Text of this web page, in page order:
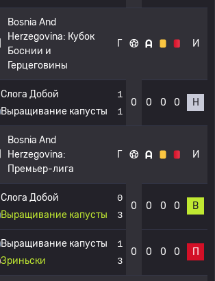
Bosnia And
Herzegovina: Кубок
Боснии и
Герцеговины
Г И
Слога Добой
Выращивание капусты
1
1
0 0 0 0 Н
Bosnia And
Herzegovina:
Премьер-лига
Г И
Слога Добой
Выращивание капусты
0
3
0 0 0 0 В
Выращивание капусты
Зриньски
1
3
0 0 0 0 П